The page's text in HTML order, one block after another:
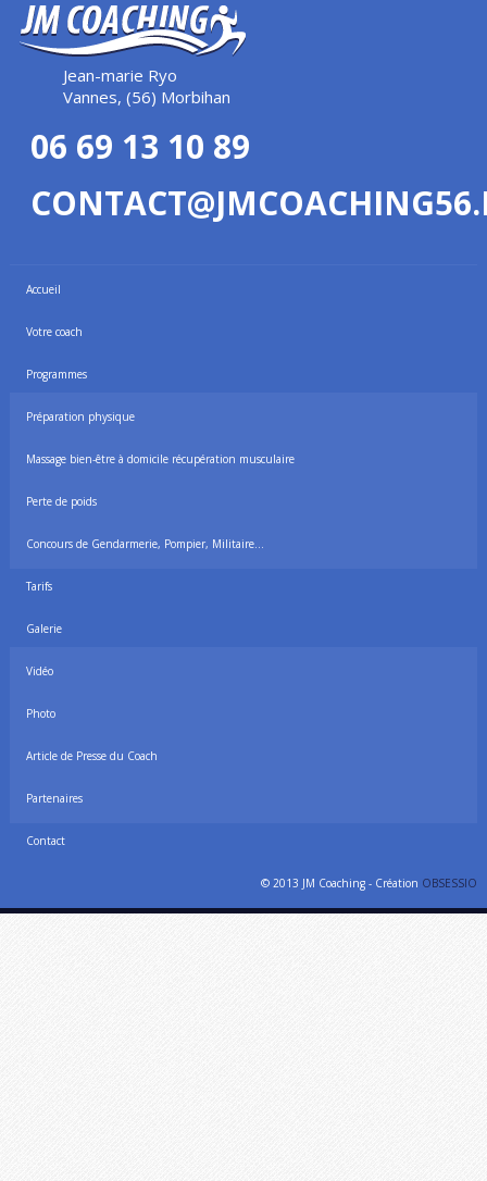
Jean-marie Ryo
Vannes, (56) Morbihan
06 69 13 10 89
Accueil
Votre coach
Programmes
Préparation physique
Massage bien-être à domicile récupération musculaire
Perte de poids
Concours de Gendarmerie, Pompier, Militaire…
Tarifs
Galerie
Vidéo
Photo
Article de Presse du Coach
Partenaires
Contact
© 2013 JM Coaching - Création OBSESSIO